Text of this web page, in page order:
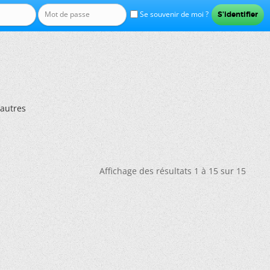
Se souvenir de moi ?
Affichage des résultats 1 à 15 sur 15